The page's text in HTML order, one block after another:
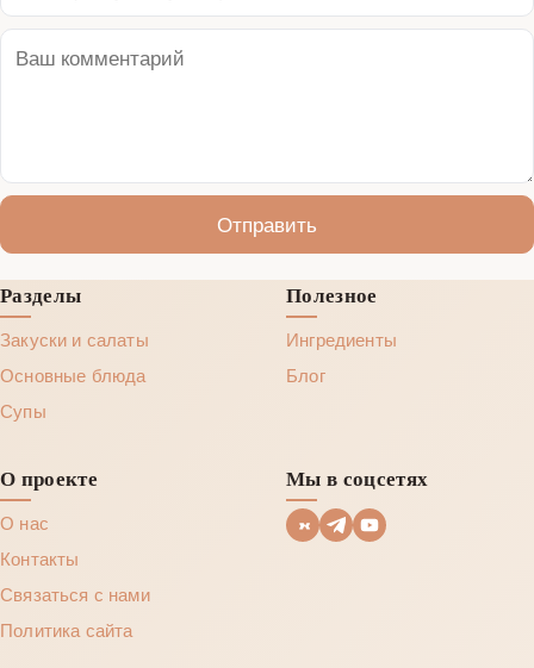
Отправить
Разделы
Закуски и салаты
Основные блюда
Супы
Полезное
Ингредиенты
Блог
О проекте
О нас
Контакты
Связаться с нами
Политика сайта
Мы в соцсетях